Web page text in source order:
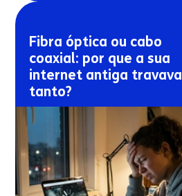
Fibra óptica ou cabo
coaxial: por que a sua
internet antiga travava
tanto?